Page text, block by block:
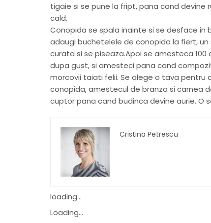
tigaie si se pune la fript, pana cand
cald.
Conopida se spala inainte si se desface in
adaugi buchetelele de conopida la fiert,
curata si se piseaza.Apoi se amesteca
dupa gust, si amesteci pana cand
morcovii taiati felii. Se alege o tava pentru
conopida, amestecul de branza si carnea
cuptor pana cand budinca devine aurie. O
Cristina Petrescu
loading...
Loading...